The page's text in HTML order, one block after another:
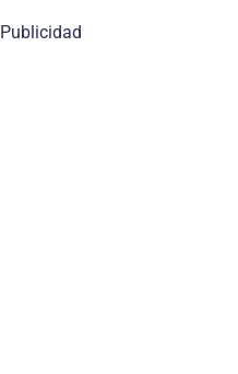
Publicidad